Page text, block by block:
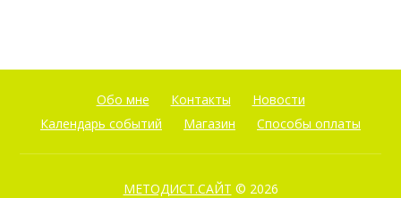
Обо мне Контакты
Новости
Календарь событий
Магазин Способы оплаты
МЕТОДИСТ.САЙТ © 2026